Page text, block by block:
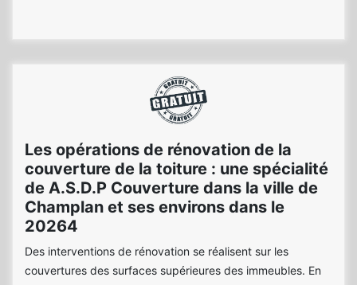
Les opérations de rénovation de la
couverture de la toiture : une spécialité
de A.S.D.P Couverture dans la ville de
Champlan et ses environs dans le
20264
Des interventions de rénovation se réalisent sur les
couvertures des surfaces supérieures des immeubles. En